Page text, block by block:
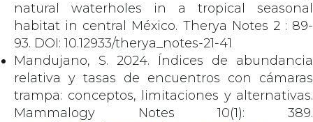
natural waterholes in a tropical seasonal
habitat in central México. Therya Notes 2 : 89-
93. DOI: 10.12933/therya_notes-21-41
Mandujano, S. 2024. Índices de abundancia
relativa y tasas de encuentros con cámaras
trampa: conceptos, limitaciones y alternativas.
Mammalogy Notes 10(1): 389.